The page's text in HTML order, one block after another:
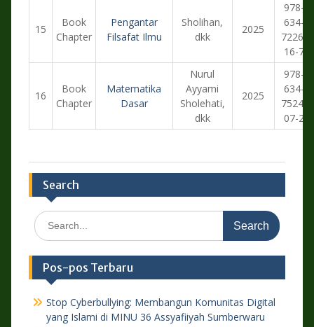
15
Book
Chapter
Pengantar
Filsafat Ilmu
Sholihan,
dkk
2025
978-
634-
7226-
16-7
16
Book
Chapter
Matematika
Dasar
Nurul
Ayyami
Sholehati,
dkk
2025
978-
634-
7524-
07-2
Search
Search
for:
Pos-pos Terbaru
Stop Cyberbullying: Membangun Komunitas Digital
yang Islami di MINU 36 Assyafiiyah Sumberwaru